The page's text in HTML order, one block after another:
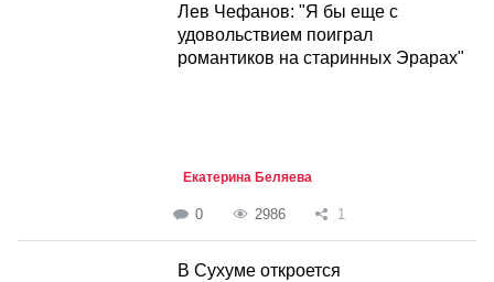
Лев Чефанов: "Я бы еще с
удовольствием поиграл
романтиков на старинных Эрарах"
Екатерина Беляева
0 2986 1
В Сухуме откроется